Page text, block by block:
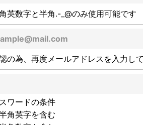
英数字と半角.-_@のみ使用可能です
の為、再度メールアドレスを入力し
ワードの条件
半角英字を含む